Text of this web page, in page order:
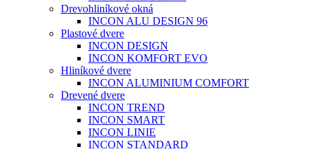
Drevohliníkové okná
INCON ALU DESIGN 96
Plastové dvere
INCON DESIGN
INCON KOMFORT EVO
Hliníkové dvere
INCON ALUMINIUM COMFORT
Drevené dvere
INCON TREND
INCON SMART
INCON LINIE
INCON STANDARD